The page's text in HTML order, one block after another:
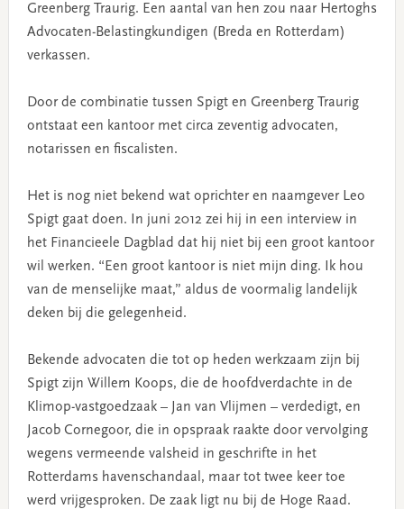
Greenberg Traurig. Een aantal van hen zou naar Hertoghs
Advocaten-Belastingkundigen (Breda en Rotterdam)
verkassen.
Door de combinatie tussen Spigt en Greenberg Traurig
ontstaat een kantoor met circa zeventig advocaten,
notarissen en fiscalisten.
Het is nog niet bekend wat oprichter en naamgever Leo
Spigt gaat doen. In juni 2012 zei hij in een interview in
het Financieele Dagblad dat hij niet bij een groot kantoor
wil werken. “Een groot kantoor is niet mijn ding. Ik hou
van de menselijke maat,” aldus de voormalig landelijk
deken bij die gelegenheid.
Bekende advocaten die tot op heden werkzaam zijn bij
Spigt zijn Willem Koops, die de hoofdverdachte in de
Klimop-vastgoedzaak – Jan van Vlijmen – verdedigt, en
Jacob Cornegoor, die in opspraak raakte door vervolging
wegens vermeende valsheid in geschrifte in het
Rotterdams havenschandaal, maar tot twee keer toe
werd vrijgesproken. De zaak ligt nu bij de Hoge Raad.